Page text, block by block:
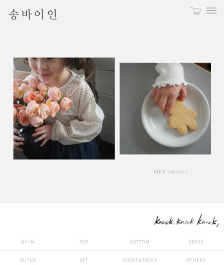
BY IN TOP BOTTOM DRESS
OUTER SET SHOES&SOCKS OTHERS